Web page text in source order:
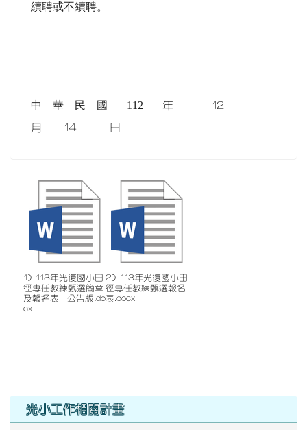
續聘或不續聘。
中 華 民 國 112 年 12
月 14 日
1) 113年光復國小田
徑專任教練甄選簡章
及報名表 -公告版.do
cx
2) 113年光復國小田
徑專任教練甄選報名
表.docx
右邊區域內容
光小工作相關計畫